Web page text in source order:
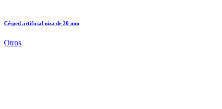
Césped artificial niza de 20 mm
Otros